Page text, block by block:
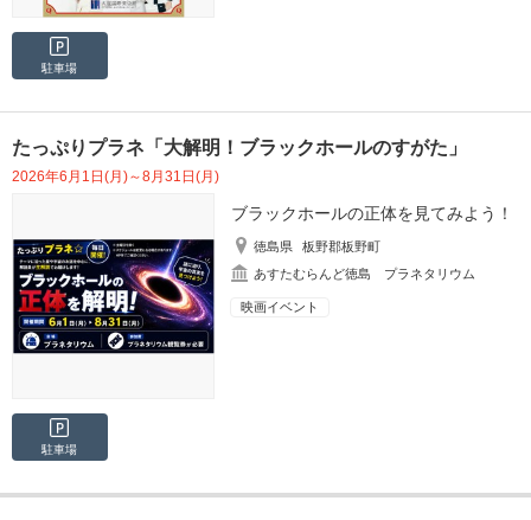
駐車場
たっぷりプラネ「大解明！ブラックホールのすがた」
2026年6月1日(月)～8月31日(月)
ブラックホールの正体を見てみよう！
徳島県
板野郡板野町
あすたむらんど徳島 プラネタリウム
映画イベント
駐車場